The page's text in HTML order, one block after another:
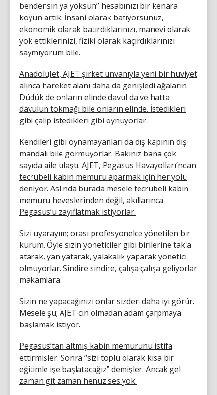
bendensin ya yoksun” hesabınızı bir kenara
koyun artık. İnsani olarak batıyorsunuz,
ekonomik olarak batırdıklarınızı, manevi olarak
yok ettiklerinizi, fiziki olarak kaçırdıklarınızı
saymıyorum bile.
AnadoluJet, AJET şirket unvanıyla yeni bir hüviyet
alınca hareket alanı daha da genişledi ağaların.
Düdük de onların elinde davul da ve hatta
davulun tokmağı bile onların elinde. İstedikleri
gibi çalıp istedikleri gibi oynuyorlar.
Kendileri gibi oynamayanları da dış kapının dış
mandalı bile görmüyorlar. Bakınız bana çok
sayıda aile ulaştı. AJET, Pegasus Havayolları’ndan
tecrübeli kabin memuru aparmak için her yolu
deniyor. Aslında burada mesele tecrübeli kabin
memuru heveslerinden değil, akıllarınca
Pegasus’u zayıflatmak istiyorlar.
Sizi uyarayım; orası profesyonelce yönetilen bir
kurum. Öyle sizin yöneticiler gibi birilerine takla
atarak, yan yatarak, yalakalık yaparak yönetici
olmuyorlar. Sindire sindire, çalışa çalışa geliyorlar
makamlara.
Sizin ne yapacağınızı onlar sizden daha iyi görür.
Mesele şu; AJET cin olmadan adam çarpmaya
başlamak istiyor.
Pegasus’tan altmış kabin memurunu istifa
ettirmişler. Sonra “sizi toplu olarak kısa bir
eğitimle işe başlatacağız” demişler. Ancak gel
zaman git zaman henüz ses yok.